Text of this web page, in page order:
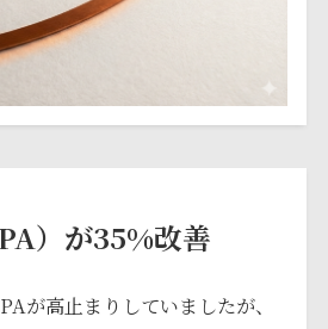
）が35%改善
が高止まりしていましたが、